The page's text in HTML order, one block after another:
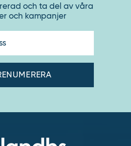
och ta del av våra
och kampanjer